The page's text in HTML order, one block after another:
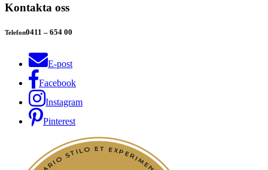
Kontakta oss
Telefon0411 – 654 00
E-post
Facebook
Instagram
Pinterest